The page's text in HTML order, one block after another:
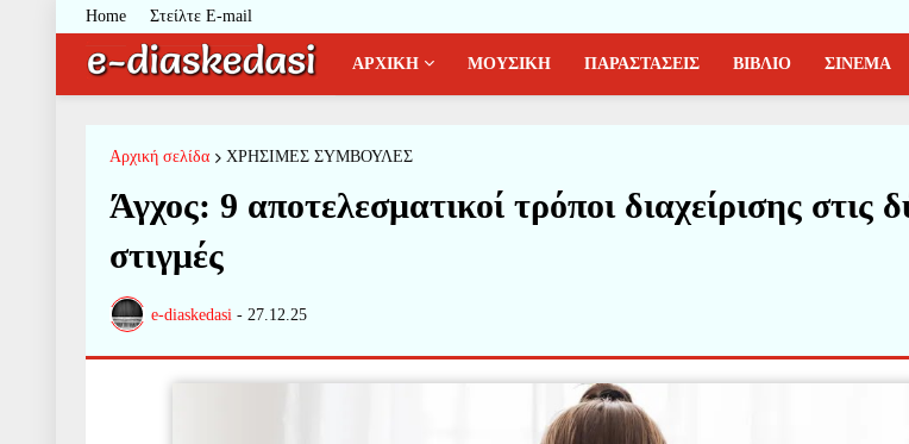
Home Στείλτε E-mail
ΑΡΧΙΚΗ ΜΟΥΣΙΚΗ ΠΑΡΑΣΤΑΣΕΙΣ ΒΙΒΛΙΟ ΣΙΝΕΜΑ
Αρχική σελίδα ΧΡΗΣΙΜΕΣ ΣΥΜΒΟΥΛΕΣ
Άγχος: 9 αποτελεσματικοί τρόποι διαχείρισης στις
στιγμές
e-diaskedasi - 27.12.25